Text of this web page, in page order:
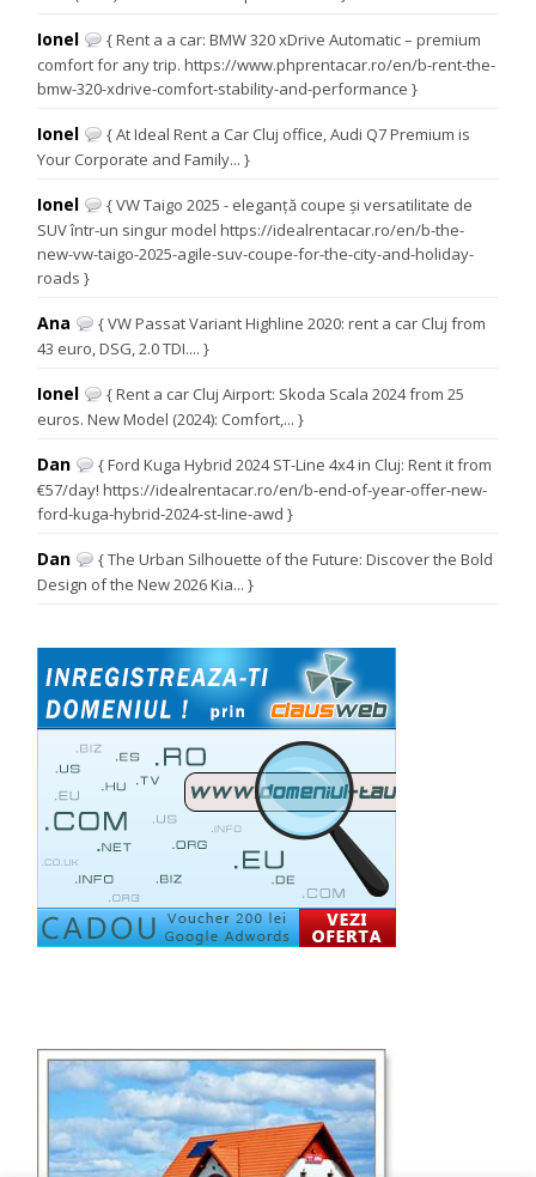
Ionel
{ Rent a a car: BMW 320 xDrive Automatic – premium
comfort for any trip. https://www.phprentacar.ro/en/b-rent-the-
bmw-320-xdrive-comfort-stability-and-performance }
Ionel
{ At Ideal Rent a Car Cluj office, Audi Q7 Premium is
Your Corporate and Family... }
Ionel
{ VW Taigo 2025 - eleganță coupe și versatilitate de
SUV într-un singur model https://idealrentacar.ro/en/b-the-
new-vw-taigo-2025-agile-suv-coupe-for-the-city-and-holiday-
roads }
Ana
{ VW Passat Variant Highline 2020: rent a car Cluj from
43 euro, DSG, 2.0 TDI.... }
Ionel
{ Rent a car Cluj Airport: Skoda Scala 2024 from 25
euros. New Model (2024): Comfort,... }
Dan
{ Ford Kuga Hybrid 2024 ST-Line 4x4 in Cluj: Rent it from
€57/day! https://idealrentacar.ro/en/b-end-of-year-offer-new-
ford-kuga-hybrid-2024-st-line-awd }
Dan
{ The Urban Silhouette of the Future: Discover the Bold
Design of the New 2026 Kia... }